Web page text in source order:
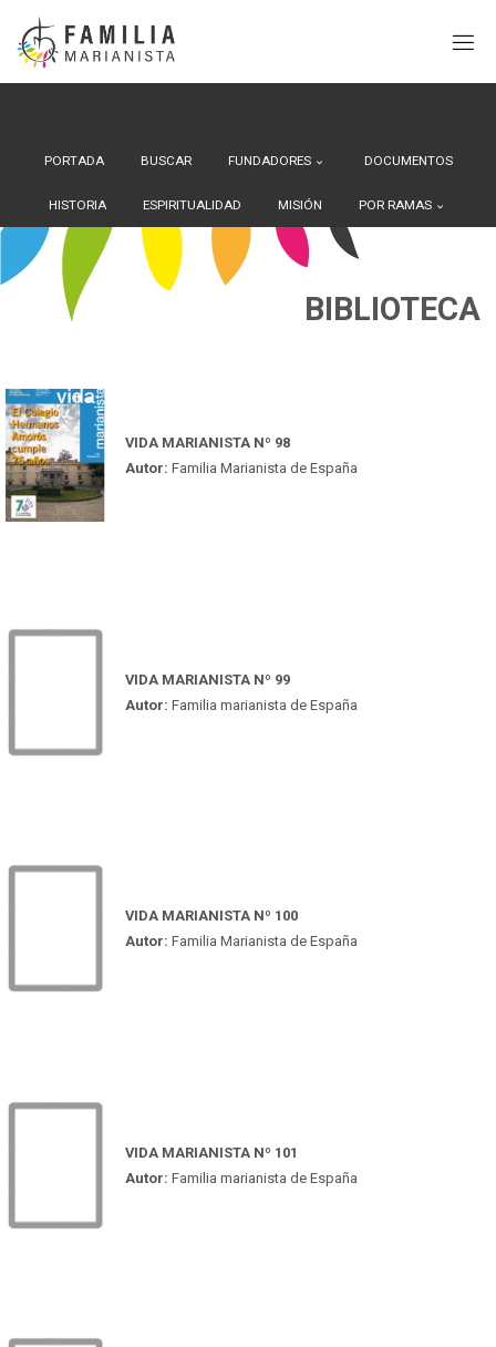
Saltar
contenido
PORTADA BUSCAR FUNDADORES DOCUMENTOS
HISTORIA ESPIRITUALIDAD MISIÓN POR RAMAS
BIBLIOTECA
VIDA MARIANISTA Nº 98
Autor: Familia Marianista de España
VIDA MARIANISTA Nº 99
Autor: Familia marianista de España
VIDA MARIANISTA Nº 100
Autor: Familia Marianista de España
VIDA MARIANISTA Nº 101
Autor: Familia marianista de España